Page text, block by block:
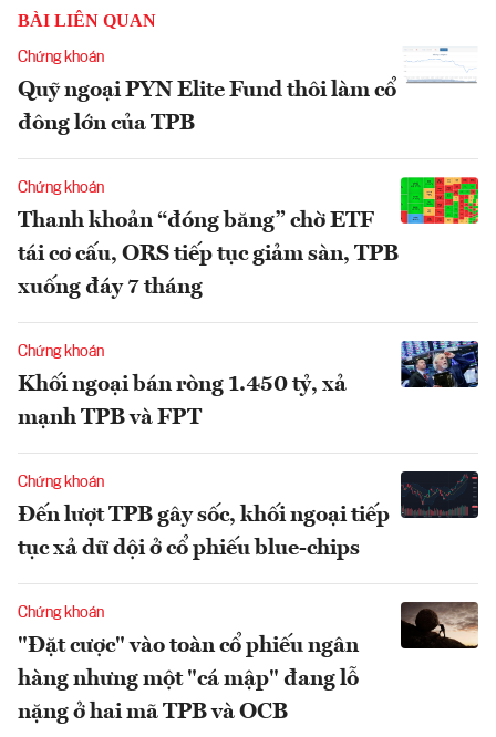
BÀI LIÊN QUAN
Chứng khoán
Quỹ ngoại PYN Elite Fund thôi làm cổ
đông lớn của TPB
Chứng khoán
Thanh khoản “đóng băng” chờ ETF
tái cơ cấu, ORS tiếp tục giảm sàn, TPB
xuống đáy 7 tháng
Chứng khoán
Khối ngoại bán ròng 1.450 tỷ, xả
mạnh TPB và FPT
Chứng khoán
Đến lượt TPB gây sốc, khối ngoại tiếp
tục xả dữ dội ở cổ phiếu blue-chips
Chứng khoán
"Đặt cược" vào toàn cổ phiếu ngân
hàng nhưng một "cá mập" đang lỗ
nặng ở hai mã TPB và OCB